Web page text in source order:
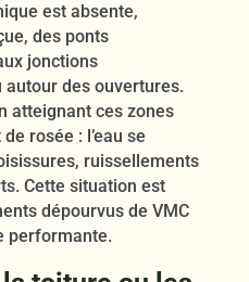
est absente,
des ponts
jonctions
des ouvertures.
atteignant ces zones
rosée : l’eau se
ruissellements
Cette situation est
dépourvus de VMC
performante.